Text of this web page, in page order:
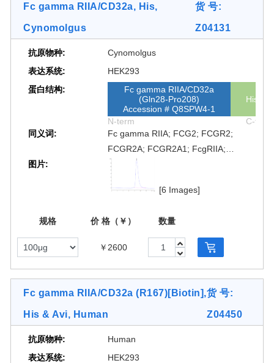
Fc gamma RIIA/CD32a, His,
Cynomolgus
货 号:
Z04131
抗原物种:
Cynomolgus
表达系统:
HEK293
蛋白结构:
Fc gamma RIIA/CD32a
(Gln28-Pro208)
Accession # Q8SPW4-1
His
N-term
C-term
同义词:
Fc gamma RIIA; FCG2; FCGR2;
FCGR2A; FCGR2A1; FcgRIIA;
FCRIIA; fcRII-a; FCG2; CD32A;
FcγRIIA; Fc γRIIA; Fcγ RIIA; Fc γ RIIA
图片:
[6 Images]
规格 价 格（￥） 数量
￥2600
Fc gamma RIIA/CD32a (R167)[Biotin],
His & Avi, Human
货 号:
Z04450
抗原物种:
Human
表达系统:
HEK293